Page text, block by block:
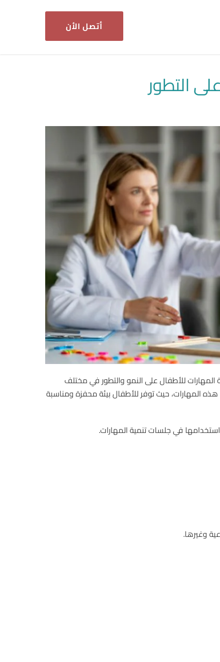
أتصل الأن
التطور
المهارات للأطفال على النمو والتطور في مختلف
المهارات، حيث توفر للأطفال بيئة محفزة ومناسبة
في جلسات تنمية المهارات.
وغيرها.